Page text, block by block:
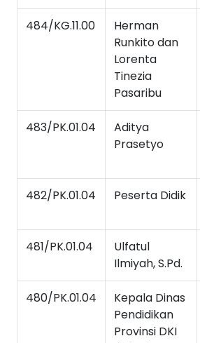
484/KG.11.00
Herman
Runkito dan
Lorenta
Tinezia
Pasaribu
483/PK.01.04
Aditya
Prasetyo
482/PK.01.04 Peserta Didik
481/PK.01.04
Ulfatul
Ilmiyah, S.Pd.
480/PK.01.04
Kepala Dinas
Pendidikan
Provinsi DKI